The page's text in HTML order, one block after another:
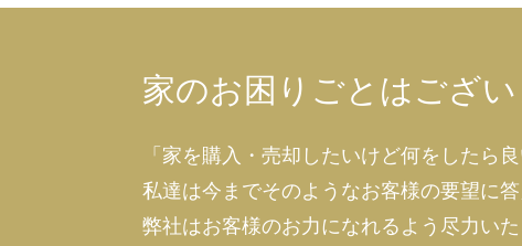
家のお困りごとはござい
「家を購入・売却したいけど何をしたら
私達は今までそのようなお客様の要望に答
弊社はお客様のお力になれるよう尽力いた